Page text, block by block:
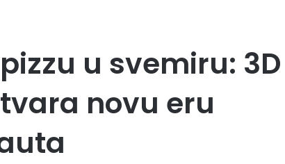
u svemiru: 3D
novu eru